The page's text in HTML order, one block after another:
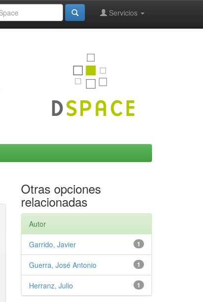
Servicios
Otras opciones
relacionadas
Autor
1
Garrido, Javier
1
Guerra, José Antonio
1
Herranz, Julio